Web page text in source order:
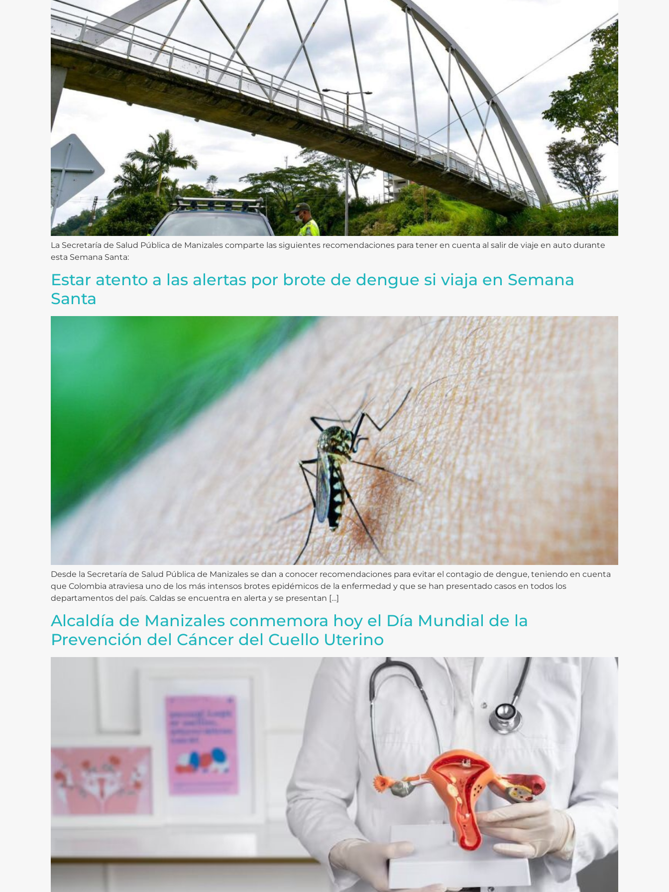
La Secretaría de Salud Pública de Manizales comparte las siguientes recomendaciones para tener en cuenta al salir de viaje en auto durante
esta Semana Santa:
Estar atento a las alertas por brote de dengue si viaja en Semana
Santa
Desde la Secretaría de Salud Pública de Manizales se dan a conocer recomendaciones para evitar el contagio de dengue, teniendo en cuenta
que Colombia atraviesa uno de los más intensos brotes epidémicos de la enfermedad y que se han presentado casos en todos los
departamentos del país. Caldas se encuentra en alerta y se presentan […]
Alcaldía de Manizales conmemora hoy el Día Mundial de la
Prevención del Cáncer del Cuello Uterino